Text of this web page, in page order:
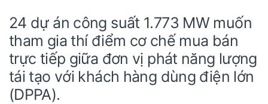
24 dự án công suất 1.773 MW muốn
tham gia thí điểm cơ chế mua bán
trực tiếp giữa đơn vị phát năng lượng
tái tạo với khách hàng dùng điện lớn
(DPPA).